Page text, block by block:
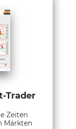
Trader
Zeiten
Märkten